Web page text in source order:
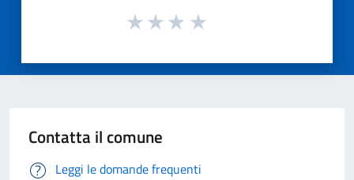
Contatta il comune
Leggi le domande frequenti